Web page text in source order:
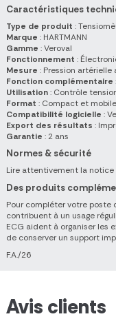
Caractéristiques
Type de produit :
Marque : HARTMANN
Gamme : Veroval
Fonctionnement :
Mesure : Pression artérielle
Fonction complémentaire
Utilisation: Contrôle
Format : Compact et mobile
Compatibilité logicielle :
Export des résultats :
Garantie : 2 ans
Normes & sécurité
Lire attentivement la
Des produits
Pour compléter votre poste
contribuent à un usage
ECG aident à organiser les
de conserver un support
F.A./26
Avis clients